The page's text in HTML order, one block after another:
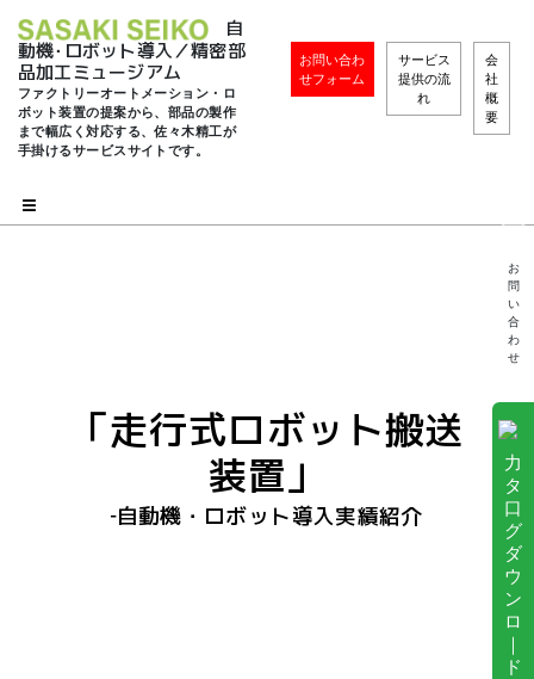
自
動機･ロボット導入／精密部
品加工ミュージアム
ファクトリーオートメーション・ロ
ボット装置の提案から、部品の製作
まで幅広く対応する、佐々木精工が
手掛けるサービスサイトです。
お問い合わ
せフォーム
サービス
提供の流
れ
会
社
概
要
「走行式ロボット搬送
装置」
‐自動機・ロボット導入実績紹介
お
問
い
合
わ
せ
力
タ
口
グ
ダ
ウ
ン
ロ
｜
ド